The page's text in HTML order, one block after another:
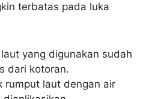
terbatas pada luka
yang digunakan sudah
dari kotoran.
rumput laut dengan air